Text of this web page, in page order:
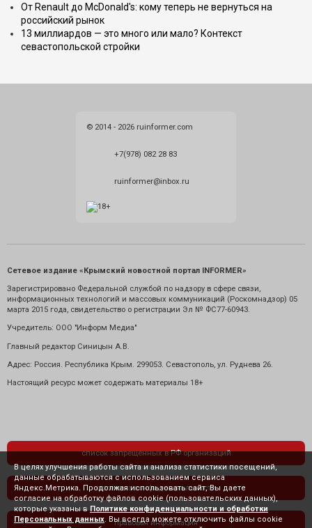
От Renault до McDonald's: кому теперь не вернуться на
российский рынок
13 миллиардов — это много или мало? Контекст
севастопольской стройки
© 2014 - 2026 ruinformer.com
+7(978) 082 28 83
ruinformer@inbox.ru
Сетевое издание «Крымский новостной портал INFORMER»
Зарегистрировано Федеральной службой по надзору в сфере связи,
информационных технологий и массовых коммуникаций (Роскомнадзор) 05
марта 2015 года, свидетельство о регистрации Эл № ФС77-60943.
Учредитель: ООО "Информ Медиа"
Главный редактор Синицын А.В.
Адрес: Россия. Республика Крым. 299053. Севастополь, ул. Руднева 26.
Настоящий ресурс может содержать материалы 18+
список запрещенных в РФ организаций
политика конфиденциальности
правовая информация
В целях улучшения работы сайта и анализа статистики посещений,
данные обрабатываются с использованием сервиса
Яндекс.Метрика. Продолжая использовать сайт, Вы даете
согласие на обработку файлов cookie (пользовательских данных),
которые указаны в Политике конфиденциальности и обработки
Персональных данных . Вы всегда можете отключить файлы cookie